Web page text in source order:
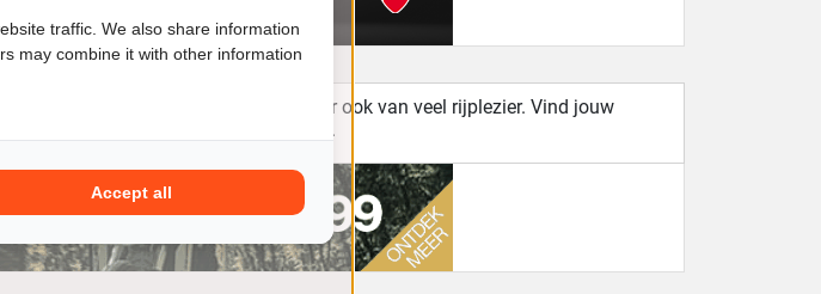
alleen verzekerd van kwaliteit maar ook van veel rijplezier. Vind jouw
particulieren als ook motorzaken.
traffic. We also share information
may combine it with other information
Accept all